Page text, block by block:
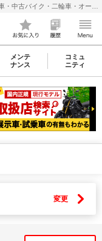
メンテ
ナンス
コミュ
ニティ
変更